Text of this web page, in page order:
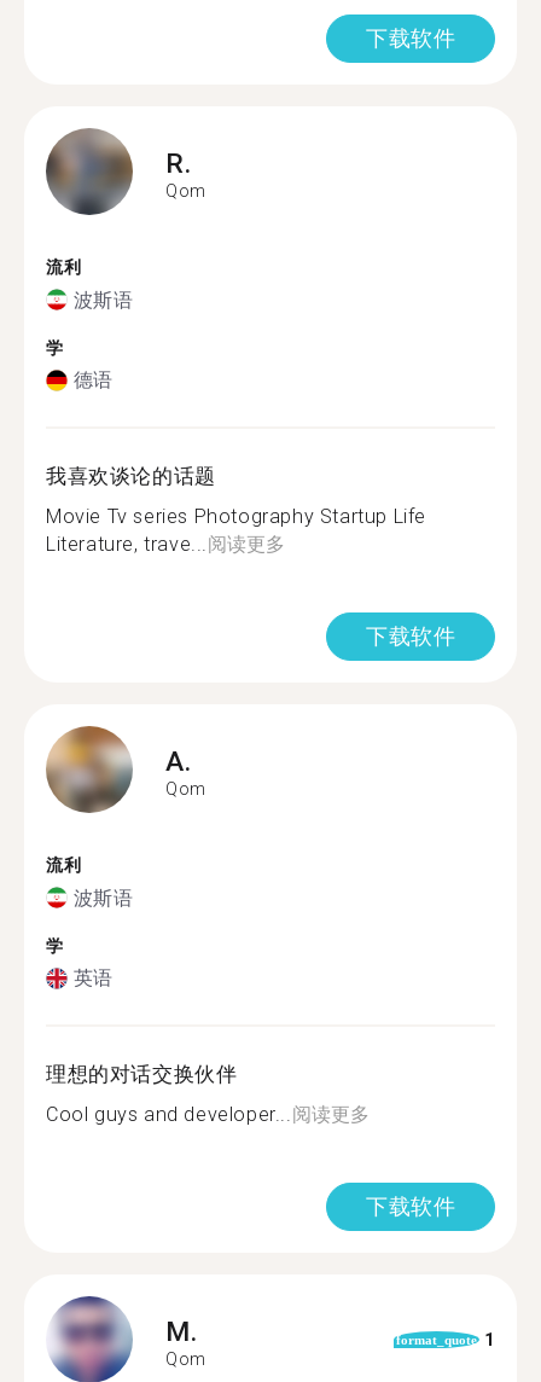
下载软件
R.
Qom
流利
波斯语
学
德语
我喜欢谈论的话题
Movie Tv series Photography Startup Life
Literature, trave...阅读更多
下载软件
A.
Qom
流利
波斯语
学
英语
理想的对话交换伙伴
Cool guys and developer...阅读更多
下载软件
M.
Qom
format_quote 1